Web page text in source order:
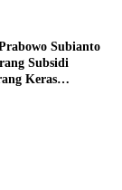
Subianto
Subsidi
Keras